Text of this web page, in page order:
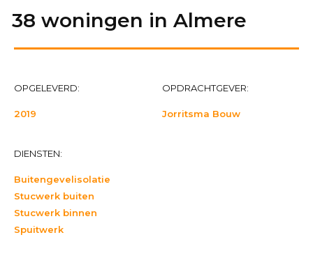
38 woningen in Almere
OPGELEVERD:
2019
OPDRACHTGEVER:
Jorritsma Bouw
DIENSTEN:
Buitengevelisolatie
Stucwerk buiten
Stucwerk binnen
Spuitwerk